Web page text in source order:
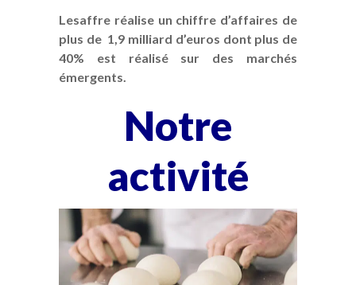
Lesaffre réalise un chiffre d’affaires de
plus de 1,9 milliard d’euros dont plus de
40% est réalisé sur des marchés
émergents.
Notre
activité